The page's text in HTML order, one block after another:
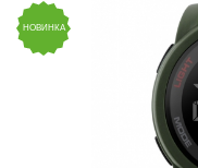
НОВИНКА